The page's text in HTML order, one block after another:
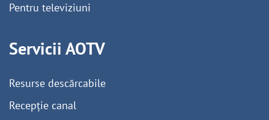
Pentru televiziuni
Servicii AOTV
Resurse descărcabile
Recepție canal